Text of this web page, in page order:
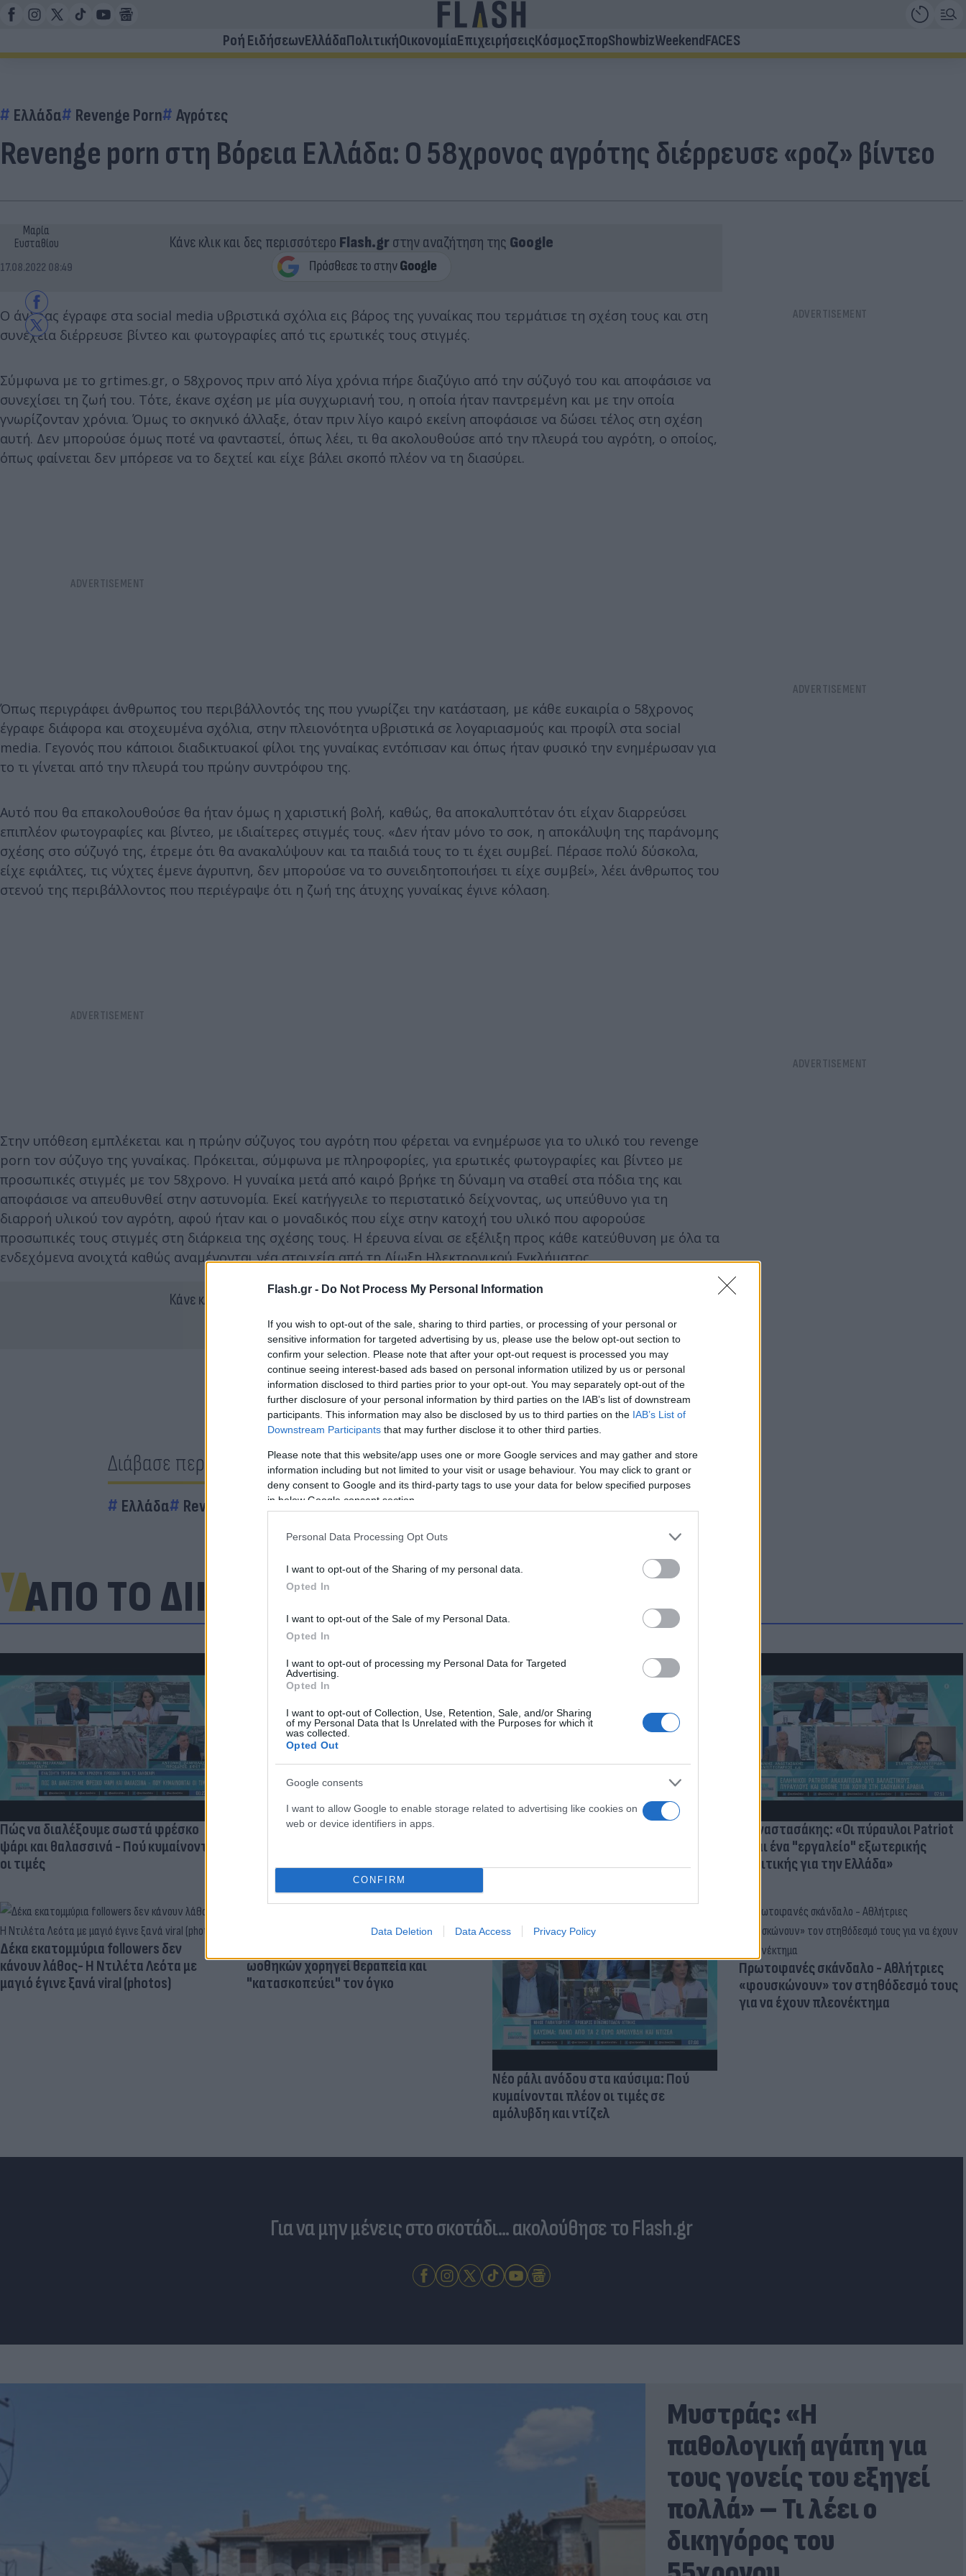
Flash.gr - Do Not Process My Personal Information
If you wish to opt-out of the sale, sharing to third parties, or processing of your personal or
sensitive information for targeted advertising by us, please use the below opt-out section to
confirm your selection. Please note that after your opt-out request is processed you may
continue seeing interest-based ads based on personal information utilized by us or personal
information disclosed to third parties prior to your opt-out. You may separately opt-out of the
further disclosure of your personal information by third parties on the IAB’s list of downstream
participants. This information may also be disclosed by us to third parties on the IAB’s List of
Downstream Participants that may further disclose it to other third parties.
Please note that this website/app uses one or more Google services and may gather and store
information including but not limited to your visit or usage behaviour. You may click to grant or
deny consent to Google and its third-party tags to use your data for below specified purposes
in below Google consent section.
Personal Data Processing Opt Outs
I want to opt-out of the Sharing of my personal data.
Opted In
I want to opt-out of the Sale of my Personal Data.
Opted In
I want to opt-out of processing my Personal Data for Targeted
Advertising.
Opted In
I want to opt-out of Collection, Use, Retention, Sale, and/or Sharing
of my Personal Data that Is Unrelated with the Purposes for which it
was collected.
Opted Out
Google consents
I want to allow Google to enable storage related to advertising like cookies on
web or device identifiers in apps.
CONFIRM
Data Deletion Data Access Privacy Policy
Ροή ΕιδήσεωνΕλλάδαΠολιτικήΟικονομίαΕπιχειρήσειςΚόσμοςΣπορShowbizWeekendFACES
Ελλάδα Revenge Porn Αγρότες
Revenge porn στη Βόρεια Ελλάδα: Ο 58χρονος αγρότης διέρρευσε «ροζ» βίντεο
Μαρία
Ευσταθίου
17.08.2022 08:49
Κάνε κλικ και δες περισσότερο Flash.grστην αναζήτηση της Google
O άνδρας έγραφε στα social media υβριστικά σχόλια εις βάρος της γυναίκας που τερμάτισε τη σχέση τους και στη
συνέχεια διέρρευσε βίντεο και φωτογραφίες από τις ερωτικές τους στιγμές.
Σύμφωνα με το grtimes.gr, ο 58χρονος πριν από λίγα χρόνια πήρε διαζύγιο από την σύζυγό του και αποφάσισε να
συνεχίσει τη ζωή του. Τότε, έκανε σχέση με μία συγχωριανή του, η οποία ήταν παντρεμένη και με την οποία
γνωρίζονταν χρόνια. Όμως το σκηνικό άλλαξε, όταν πριν λίγο καιρό εκείνη αποφάσισε να δώσει τέλος στη σχέση
αυτή. Δεν μπορούσε όμως ποτέ να φανταστεί, όπως λέει, τι θα ακολουθούσε από την πλευρά του αγρότη, ο οποίος,
όπως φαίνεται δεν μπόρεσε να το δεχτεί και είχε βάλει σκοπό πλέον να τη διασύρει.
Όπως περιγράφει άνθρωπος του περιβάλλοντός της που γνωρίζει την κατάσταση, με κάθε ευκαιρία ο 58χρονος
έγραφε διάφορα και στοχευμένα σχόλια, στην πλειονότητα υβριστικά σε λογαριασμούς και προφίλ στα social
media. Γεγονός που κάποιοι διαδικτυακοί φίλοι της γυναίκας εντόπισαν και όπως ήταν φυσικό την ενημέρωσαν για
το τι γίνεται από την πλευρά του πρώην συντρόφου της.
Αυτό που θα επακολουθούσε θα ήταν όμως η χαριστική βολή, καθώς, θα αποκαλυπτόταν ότι είχαν διαρρεύσει
επιπλέον φωτογραφίες και βίντεο, με ιδιαίτερες στιγμές τους. «Δεν ήταν μόνο το σοκ, η αποκάλυψη της παράνομης
σχέσης στο σύζυγό της, έτρεμε ότι θα ανακαλύψουν και τα παιδιά τους το τι έχει συμβεί. Πέρασε πολύ δύσκολα,
είχε εφιάλτες, τις νύχτες έμενε άγρυπνη, δεν μπορούσε να το συνειδητοποιήσει τι είχε συμβεί», λέει άνθρωπος του
στενού της περιβάλλοντος που περιέγραψε ότι η ζωή της άτυχης γυναίκας έγινε κόλαση.
Στην υπόθεση εμπλέκεται και η πρώην σύζυγος του αγρότη που φέρεται να ενημέρωσε για το υλικό του revenge
porn τον σύζυγο της γυναίκας. Πρόκειται, σύμφωνα με πληροφορίες, για ερωτικές φωτογραφίες και βίντεο με
προσωπικές στιγμές με τον 58χρονο. Η γυναίκα μετά από καιρό βρήκε τη δύναμη να σταθεί στα πόδια της και
αποφάσισε να απευθυνθεί στην αστυνομία. Εκεί κατήγγειλε το περιστατικό δείχνοντας, ως υπεύθυνο για τη
διαρροή υλικού τον αγρότη, αφού ήταν και ο μοναδικός που είχε στην κατοχή του υλικό που αφορούσε
προσωπικές τους στιγμές στη διάρκεια της σχέσης τους. Η έρευνα είναι σε εξέλιξη προς κάθε κατεύθυνση με όλα τα
ενδεχόμενα ανοιχτά καθώς αναμένονται νέα στοιχεία από τη Δίωξη Ηλεκτρονικού Εγκλήματος.
Κάνε κλικ και δες περισσότερο στην αναζήτηση της
Διάβασε περισσότερα
Ελλάδα Revenge Porn Αγρότες
ΑΠΟ ΤΟ ΔΙΚΤΥΟ
Πώς να διαλέξουμε σωστά φρέσκο
ψάρι και θαλασσινά - Πού κυμαίνονται
οι τιμές
η Ντόρτμουντ»
Καλοκαιρινές διακοπές: Γιατί ο
ελεύθερος χρόνος είναι απαραίτητος
Γ. Αναστασάκης: «Οι πύραυλοι Patriot
είναι ένα "εργαλείο" εξωτερικής
πολιτικής για την Ελλάδα»
Δέκα εκατομμύρια followers δεν
κάνουν λάθος- Η Ντιλέτα Λεότα με
μαγιό έγινε ξανά viral (photos)
ωοθηκών χορηγεί θεραπεία και
"κατασκοπεύει" τον όγκο
Νέο ράλι ανόδου στα καύσιμα: Πού
κυμαίνονται πλέον οι τιμές σε
αμόλυβδη και ντίζελ
Πρωτοφανές σκάνδαλο - Aθλήτριες
«φουσκώνουν» τον στηθόδεσμό τους
για να έχουν πλεονέκτημα
Για να μην μένεις στο σκοτάδι... ακολούθησε το Flash.gr
Μυστράς: «Η
παθολογική αγάπη για
τους γονείς του εξηγεί
πολλά» – Τι λέει ο
δικηγόρος του